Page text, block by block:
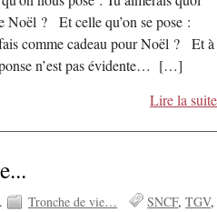
Noël ? Et celle qu’on se pose :
comme cadeau pour Noël ? Et à
n’est pas évidente… […]
Lire la suite
Tronche de vie… SNCF TGV